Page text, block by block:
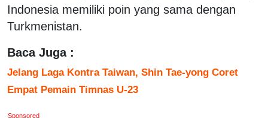
Indonesia memiliki poin yang sama dengan
Turkmenistan.
Baca Juga :
Jelang Laga Kontra Taiwan, Shin Tae-yong Coret
Empat Pemain Timnas U-23
Sponsored